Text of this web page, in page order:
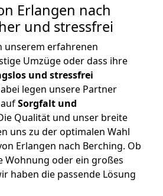
Erlangen nach
und stressfrei
unserem erfahrenen
Umzüge oder dass ihre
und stressfrei
legen unsere Partner
Sorgfalt und
Qualität und unser breite
uns zu der optimalen Wahl
Erlangen nach Berching. Ob
Wohnung oder ein großes
haben die passende Lösung